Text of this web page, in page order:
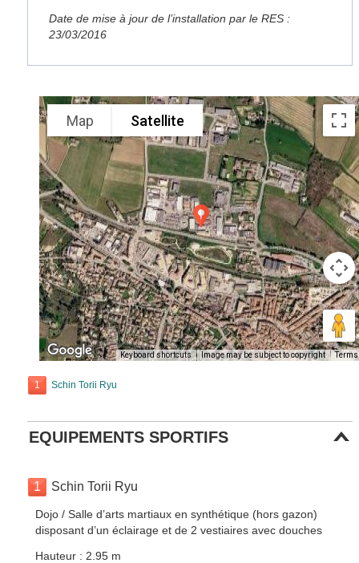
Date de mise à jour de l’installation par le RES :
23/03/2016
Map Satellite
Keyboard shortcuts Image may be subject to copyright Terms
1 Schin Torii Ryu
EQUIPEMENTS SPORTIFS
1 Schin Torii Ryu
Dojo / Salle d’arts martiaux en synthétique (hors gazon)
disposant d’un éclairage et de 2 vestiaires avec douches
Hauteur : 2.95 m